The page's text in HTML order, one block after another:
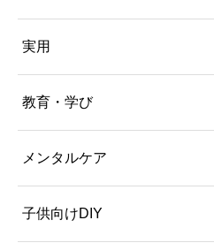
実用
教育・学び
メンタルケア
子供向けDIY